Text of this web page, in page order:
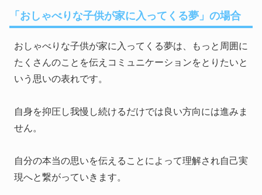
「おしゃべりな子供が家に入ってくる夢」の場合
おしゃべりな子供が家に入ってくる夢は、もっと周囲に
たくさんのことを伝えコミュニケーションをとりたいと
いう思いの表れです。
自身を抑圧し我慢し続けるだけでは良い方向には進みま
せん。
自分の本当の思いを伝えることによって理解され自己実
現へと繋がっていきます。